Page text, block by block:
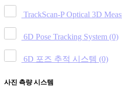
TrackScan-P Optical 3D
6D Pose Tracking System (0)
6D 포즈 추적 시스템 (0)
사진 측량 시스템